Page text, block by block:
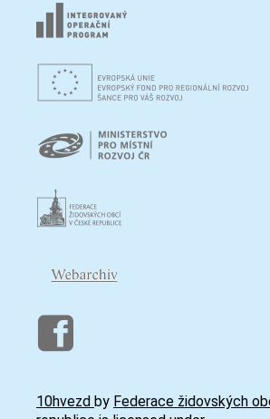
10hvezd by Federace židovských